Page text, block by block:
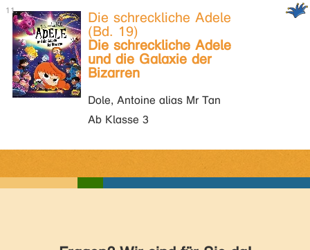
Die schreckliche Adele
(Bd. 19)
Die schreckliche Adele
und die Galaxie der
Bizarren
Dole, Antoine alias Mr Tan
Ab Klasse 3